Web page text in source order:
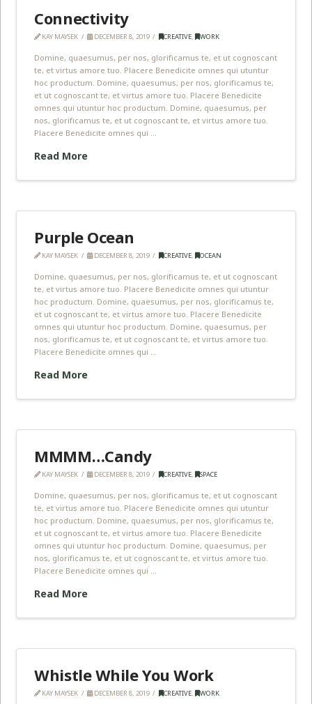
Connectivity
KAY MAYSEK DECEMBER 8, 2019 CREATIVE, WORK
Domine, quaesumus, per nos, glorificamus te, et ut cognoscant
te, et virtus amore tuo. Placere Benedicite omnes qui utuntur
hoc productum. Domine, quaesumus, per nos, glorificamus te,
et ut cognoscant te, et virtus amore tuo. Placere Benedicite
omnes qui utuntur hoc productum. Domine, quaesumus, per
nos, glorificamus te, et ut cognoscant te, et virtus amore tuo.
Placere Benedicite omnes qui …
Read More
Purple Ocean
KAY MAYSEK DECEMBER 8, 2019 CREATIVE, OCEAN
Domine, quaesumus, per nos, glorificamus te, et ut cognoscant
te, et virtus amore tuo. Placere Benedicite omnes qui utuntur
hoc productum. Domine, quaesumus, per nos, glorificamus te,
et ut cognoscant te, et virtus amore tuo. Placere Benedicite
omnes qui utuntur hoc productum. Domine, quaesumus, per
nos, glorificamus te, et ut cognoscant te, et virtus amore tuo.
Placere Benedicite omnes qui …
Read More
MMMM…Candy
KAY MAYSEK DECEMBER 8, 2019 CREATIVE, SPACE
Domine, quaesumus, per nos, glorificamus te, et ut cognoscant
te, et virtus amore tuo. Placere Benedicite omnes qui utuntur
hoc productum. Domine, quaesumus, per nos, glorificamus te,
et ut cognoscant te, et virtus amore tuo. Placere Benedicite
omnes qui utuntur hoc productum. Domine, quaesumus, per
nos, glorificamus te, et ut cognoscant te, et virtus amore tuo.
Placere Benedicite omnes qui …
Read More
Whistle While You Work
KAY MAYSEK DECEMBER 8, 2019 CREATIVE, WORK